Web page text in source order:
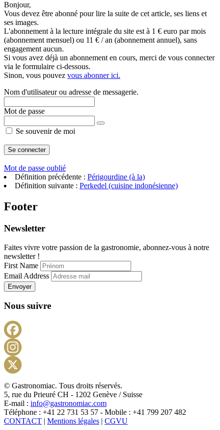
Bonjour,
Vous devez être abonné pour lire la suite de cet article, ses liens et
ses images.
L'abonnement à la lecture intégrale du site est à 1 € euro par mois
(abonnement mensuel) ou 11 € / an (abonnement annuel), sans
engagement aucun.
Si vous avez déjà un abonnement en cours, merci de vous connecter
via le formulaire ci-dessous.
Sinon, vous pouvez vous abonner ici.
Nom d'utilisateur ou adresse de messagerie.
Mot de passe
Se souvenir de moi
Mot de passe oublié
Définition précédente : Périgourdine (à la)
Définition suivante : Perkedel (cuisine indonésienne)
Footer
Newsletter
Faites vivre votre passion de la gastronomie, abonnez-vous à notre
newsletter !
First Name
Email Address
Envoyer
Nous suivre
X
© Gastronomiac. Tous droits réservés.
5, rue du Prieuré CH - 1202 Genève / Suisse
E-mail : info@gastronomiac.com
Téléphone : +41 22 731 53 57 - Mobile : +41 799 207 482
CONTACT | Mentions légales | CGVU